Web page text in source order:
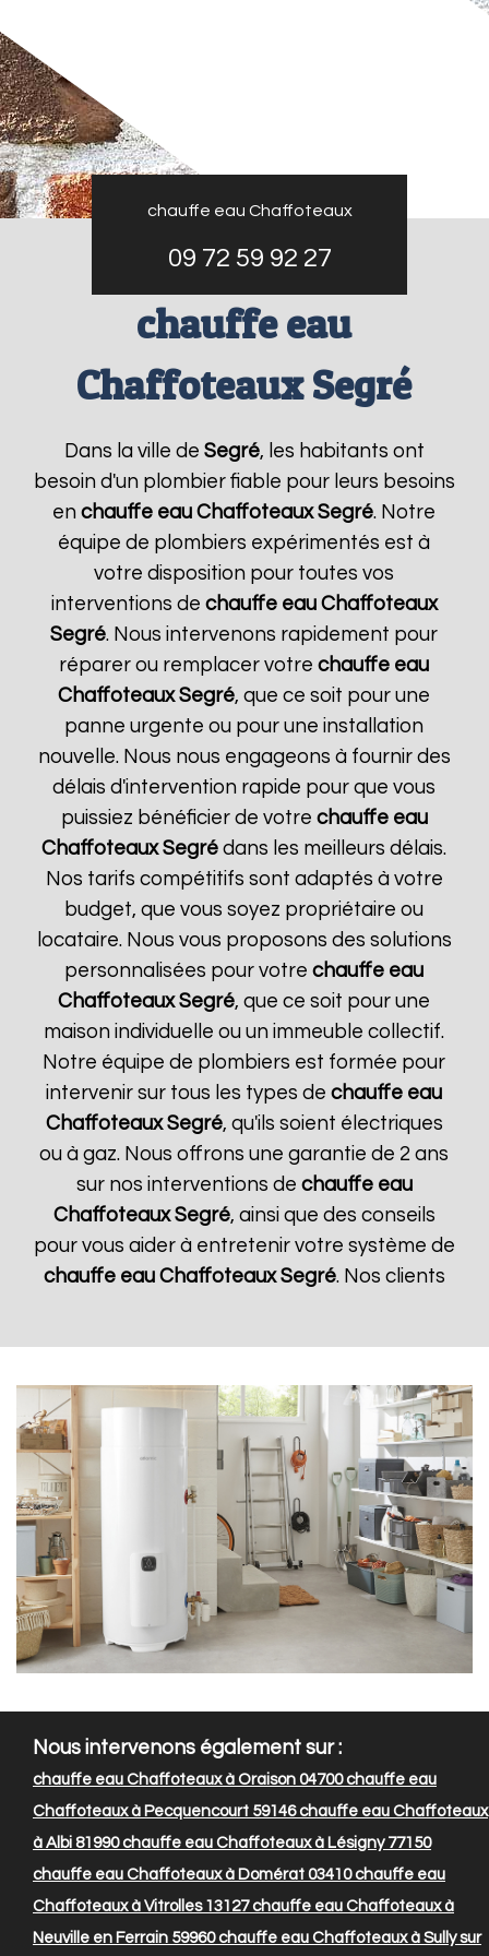
chauffe eau Chaffoteaux
09 72 59 92 27
chauffe eau
Chaffoteaux Segré
Dans la ville de Segré, les habitants ont
besoin d'un plombier fiable pour leurs besoins
enchauffe eau Chaffoteaux Segré. Notre
équipe de plombiers expérimentés est à
votre disposition pour toutes vos
interventions de chauffe eau Chaffoteaux
Segré. Nous intervenons rapidement pour
réparer ou remplacer votrechauffe eau
Chaffoteaux Segré, que ce soit pour une
panne urgente ou pour une installation
nouvelle. Nous nous engageons à fournir des
délais d'intervention rapide pour que vous
puissiez bénéficier de votre chauffe eau
Chaffoteaux Segré dans les meilleurs délais.
Nos tarifs compétitifs sont adaptés à votre
budget, que vous soyez propriétaire ou
locataire. Nous vous proposons des solutions
personnalisées pour votrechauffe eau
Chaffoteaux Segré, que ce soit pour une
maison individuelle ou un immeuble collectif.
Notre équipe de plombiers est formée pour
intervenir sur tous les types dechauffe eau
Chaffoteaux Segré, qu'ils soient électriques
ou à gaz. Nous offrons une garantie de 2 ans
sur nos interventions de chauffe eau
Chaffoteaux Segré, ainsi que des conseils
pour vous aider à entretenir votre système de
chauffe eau Chaffoteaux Segré. Nos clients
Nous intervenons également sur :
chauffe eau Chaffoteaux à Oraison 04700chauffe eau
Chaffoteaux à Pecquencourt 59146chauffe eau Chaffoteaux
à Albi 81990chauffe eau Chaffoteaux à Lésigny 77150
chauffe eau Chaffoteaux à Domérat 03410chauffe eau
Chaffoteaux à Vitrolles 13127chauffe eau Chaffoteaux à
Neuville en Ferrain 59960chauffe eau Chaffoteaux à Sully sur